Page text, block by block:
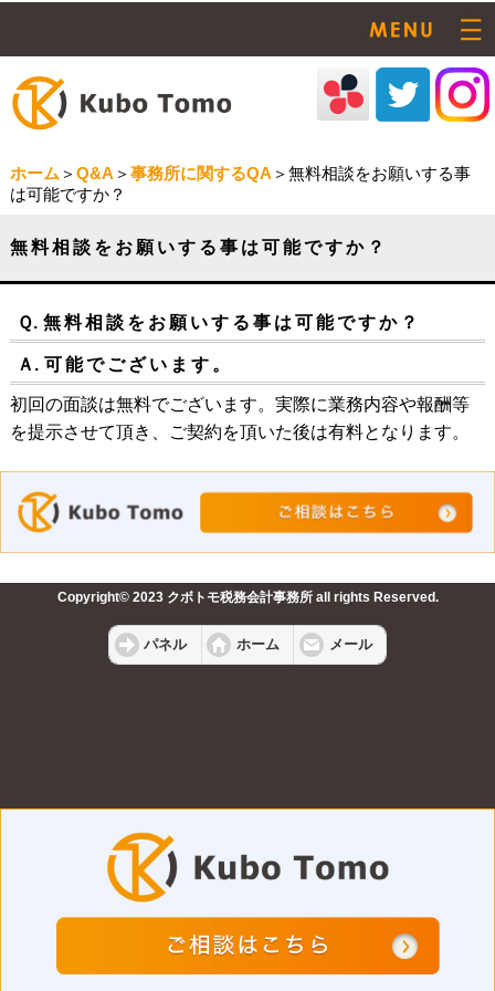
ホーム ＞ Q&A ＞ 事務所に関するQA ＞無料相談をお願いする事
は可能ですか？
無料相談をお願いする事は可能ですか？
Ｑ. 無料相談をお願いする事は可能ですか？
Ａ. 可能でございます。
初回の面談は無料でございます。実際に業務内容や報酬等
を提示させて頂き、ご契約を頂いた後は有料となります。
Copyright© 2023 クボトモ税務会計事務所 all rights Reserved.
パネル ホーム メール